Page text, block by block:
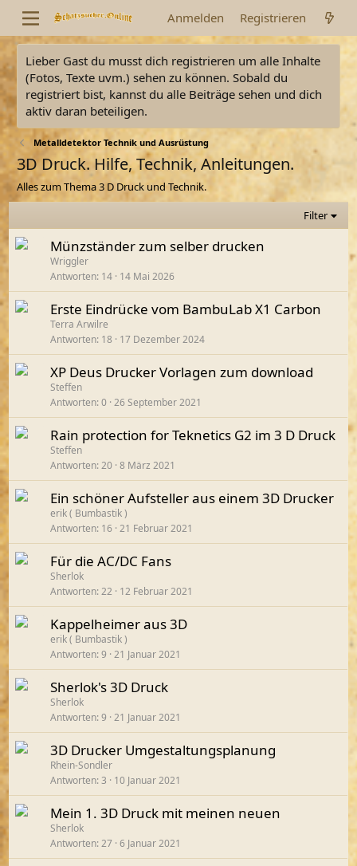
Anmelden Registrieren
Lieber Gast du musst dich registrieren um alle Inhalte
(Fotos, Texte uvm.) sehen zu können. Sobald du
registriert bist, kannst du alle Beiträge sehen und dich
aktiv daran beteiligen.
Metalldetektor Technik und Ausrüstung
3D Druck. Hilfe, Technik, Anleitungen.
Alles zum Thema 3 D Druck und Technik.
Filter
Münzständer zum selber drucken
Wriggler
Antworten 14 14 Mai 2026
Erste Eindrücke vom BambuLab X1 Carbon
Terra Arwilre
Antworten 18 17 Dezember 2024
XP Deus Drucker Vorlagen zum download
Steffen
Antworten 0 26 September 2021
Rain protection for Teknetics G2 im 3 D Druck
Steffen
Antworten 20 8 März 2021
Ein schöner Aufsteller aus einem 3D Drucker
erik ( Bumbastik )
Antworten 16 21 Februar 2021
Für die AC/DC Fans
Sherlok
Antworten 22 12 Februar 2021
Kappelheimer aus 3D
erik ( Bumbastik )
Antworten 9 21 Januar 2021
Sherlok's 3D Druck
Sherlok
Antworten 9 21 Januar 2021
3D Drucker Umgestaltungsplanung
Rhein-Sondler
Antworten 3 10 Januar 2021
Mein 1. 3D Druck mit meinen neuen
Sherlok
Antworten 27 6 Januar 2021